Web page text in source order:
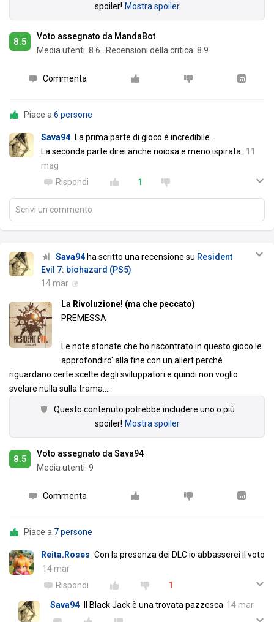
spoiler! Mostra spoiler
8.5
Voto assegnato da MandaBot
Media utenti: 8.6 · Recensioni della critica: 8.9
Commenta
Piace a 6 persone
Sava94 La prima parte di gioco è incredibile.
La seconda parte direi anche noiosa e meno ispirata.
11
mag
Rispondi
1
Scrivi un commento
Sava94ha scritto una recensione su Resident
Evil 7: biohazard (PS5)
14 mar
La Rivoluzione! (ma che peccato)
PREMESSA
Le note stonate che ho riscontrato in questo gioco le
approfondiro' alla fine con un allert perché
riguardano certe scelte degli sviluppatori e quindi non voglio
svelare nulla sulla trama.
Questo contenuto potrebbe includere uno o più
spoiler! Mostra spoiler
8.5
Voto assegnato da Sava94
Media utenti: 9
Commenta
Piace a 7 persone
Reita.Roses Con la presenza dei DLC io abbasserei il voto
14 mar
Rispondi
1
Sava94 Il Black Jack è una trovata pazzesca 14 mar